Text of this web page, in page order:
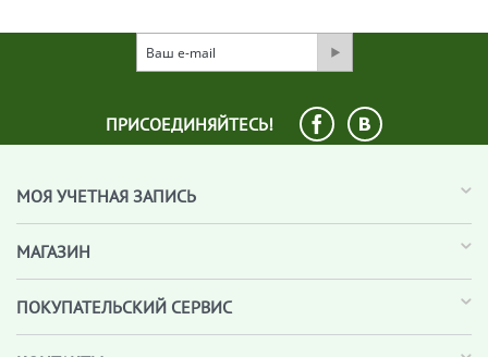
ПРИСОЕДИНЯЙТЕСЬ!
МОЯ УЧЕТНАЯ ЗАПИСЬ
МАГАЗИН
ПОКУПАТЕЛЬСКИЙ СЕРВИС